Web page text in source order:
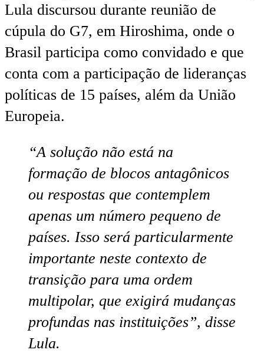
Lula discursou durante reunião de
cúpula do G7, em Hiroshima, onde o
Brasil participa como convidado e que
conta com a participação de lideranças
políticas de 15 países, além da União
Europeia.
“A solução não está na
formação de blocos antagônicos
ou respostas que contemplem
apenas um número pequeno de
países. Isso será particularmente
importante neste contexto de
transição para uma ordem
multipolar, que exigirá mudanças
profundas nas instituições”, disse
Lula.